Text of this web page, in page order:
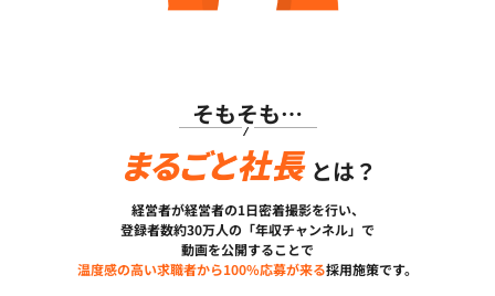
そもそも…
とは？
経営者が経営者の1日密着撮影を行い、
登録者数約30万人の「年収チャンネル」で
動画を公開することで
温度感の高い求職者から100%応募が来る採用施策です。